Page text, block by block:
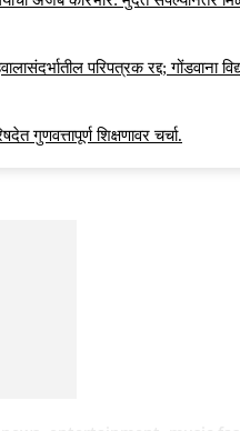
परिपत्रक रद्द; गोंडवाना
गुणवत्तापूर्ण शिक्षणावर चर्चा.